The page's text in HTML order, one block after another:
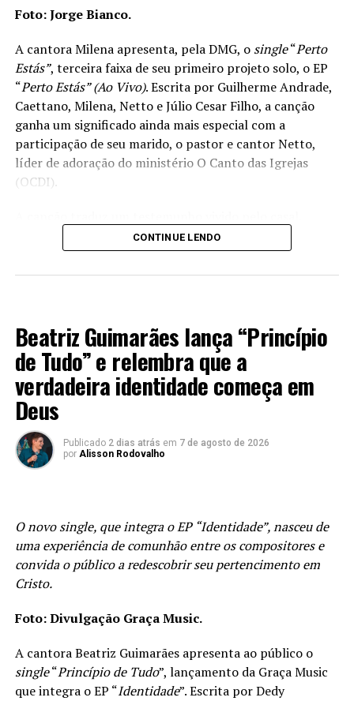
Foto: Jorge Bianco.
A cantora Milena apresenta, pela DMG, o single“Perto
Estás”, terceira faixa de seu primeiro projeto solo, o EP
“Perto Estás” (Ao Vivo). Escrita por Guilherme Andrade,
Caettano, Milena, Netto e Júlio Cesar Filho, a canção
ganha um significado ainda mais especial com a
participação de seu marido, o pastor e cantor Netto,
líder de adoração do ministério O Canto das Igrejas
(OCDI).
Enquanto aguardam a chegada da primeira filha, Bella,
prevista para nascer em agosto, Milena e Netto
relembram os anos de oração, as lágrimas e a
fé, de confiança na presença e na fidelidade de Deus em
todas as estações da vida. A canção relembra o cuidado
do Senhor durante os períodos de silêncio, espera e
dúvidas, destacando que a fé é fortalecida justamente
quando as circunstâncias parecem nos desafiar.
Com versos que exaltam o Deus que acalma
tempestades, faz brotar vida no deserto e permanece ao
aguardam o cumprimento de uma promessa ou
precisam renovar a certeza de que Deus Emanuel
continua perto, que Ele permanece constante antes,
durante e depois do cumprimento das promessas.
CONTINUE LENDO
Beatriz Guimarães lança “Princípio
de Tudo” e relembra que a
verdadeira identidade começa em
Deus
Publicado 2 dias atrás em 7 de agosto de 2026
por Alisson Rodovalho
O novo single, que integra o EP “Identidade”, nasceu de
uma experiência de comunhão entre os compositores e
convida o público a redescobrir seu pertencimento em
Cristo.
Foto: Divulgação Graça Music.
A cantora Beatriz Guimarães apresenta ao público o
single“Princípio de Tudo”, lançamento da Graça Music
que integra o EP “Identidade”. Escrita por Dedy